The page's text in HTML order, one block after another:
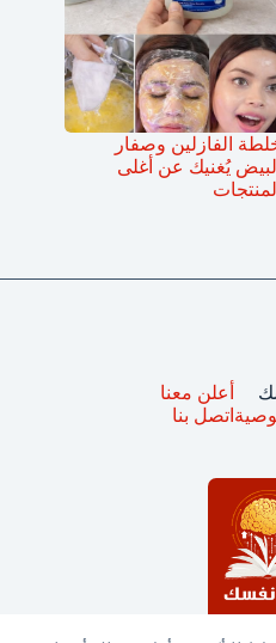
الفازلين وصفار
البيض يُغنيك عن أغلى
المنتجات
أعلن معنا
اتصل بنا